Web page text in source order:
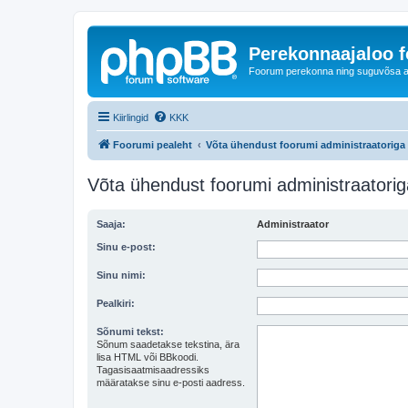
Perekonnaajaloo
Foorum perekonna ning suguvõsa
Kiirlingid KKK
Foorumi pealeht Võta ühendust foorumi administraatoriga
Võta ühendust foorumi
Saaja: Administraator
Sinu e-post:
Sinu nimi:
Pealkiri:
Sõnumi tekst:
Sõnum saadetakse tekstina, ära
lisa HTML või BBkoodi.
Tagasisaatmisaadressiks
määratakse sinu e-posti aadress.